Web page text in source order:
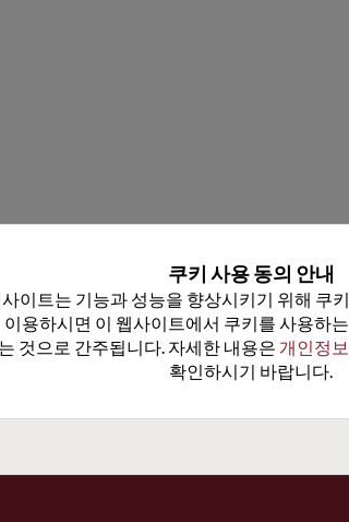
요
쿠키 사용 동의 안내
이트는 기능과 성능을 향상시키기 위해 쿠
이용하시면 이 웹사이트에서 쿠키를 사용하
것으로 간주됩니다. 자세한 내용은 개인정
확인하시기 바랍니다.